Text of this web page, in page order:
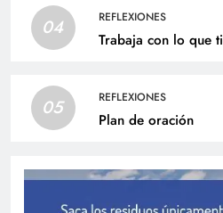
04 REFLEXIONES
Trabaja con lo que
05 REFLEXIONES
Plan de oración